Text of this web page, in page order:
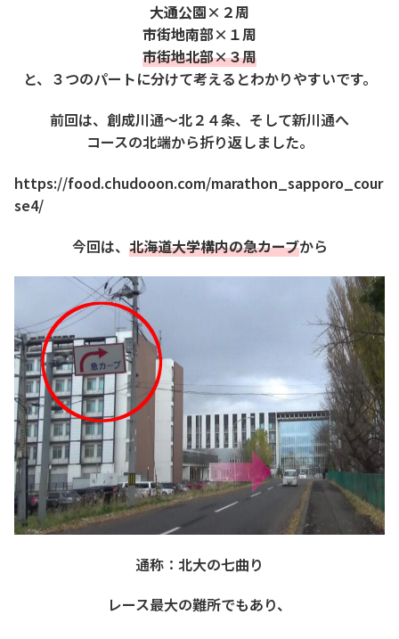
大通公園×２周
市街地南部×１周
市街地北部×３周
と、３つのパートに分けて考えるとわかりやすいです。
前回は、創成川通～北２４条、そして新川通へ
コースの北端から折り返しました。
https://food.chudooon.com/marathon_sapporo_cour
se4/
今回は、 北海道大学構内の急カーブから
通称：北大の七曲り
レース最大の難所でもあり、